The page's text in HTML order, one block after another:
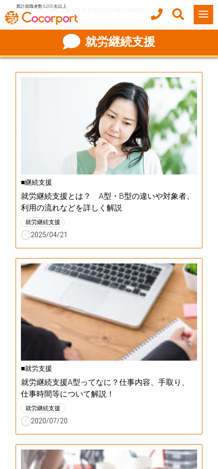
累計就職者数 6,000名以上
ココルポート(就労移行支援・定着支援/自立訓練/計画相談) HOME
お役立ち情報
就労継続支援
就労継続支援
■継続支援
就労継続支援とは？ A型・B型の違いや対象者、
利用の流れなどを詳しく解説
就労継続支援
2025/04/21
■就労支援
就労継続支援A型ってなに？仕事内容、手取り、
仕事時間等について解説！
就労継続支援
2020/07/20